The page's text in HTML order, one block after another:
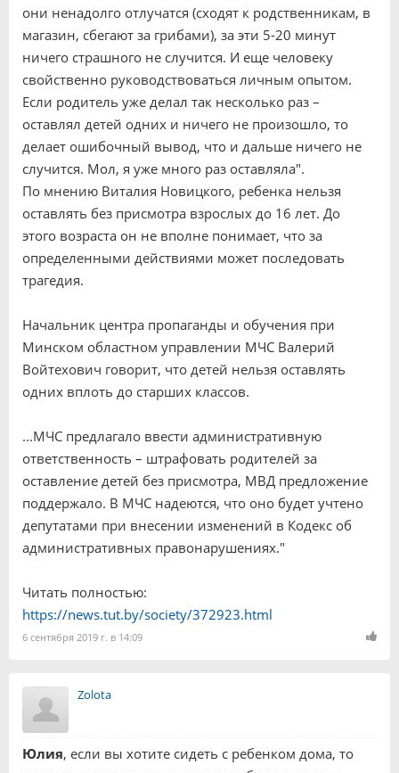
они ненадолго отлучатся (сходят к родственникам, в
магазин, сбегают за грибами), за эти 5-20 минут
ничего страшного не случится. И еще человеку
свойственно руководствоваться личным опытом.
Если родитель уже делал так несколько раз –
оставлял детей одних и ничего не произошло, то
делает ошибочный вывод, что и дальше ничего не
случится. Мол, я уже много раз оставляла".
По мнению Виталия Новицкого, ребенка нельзя
оставлять без присмотра взрослых до 16 лет. До
этого возраста он не вполне понимает, что за
определенными действиями может последовать
трагедия.
Начальник центра пропаганды и обучения при
Минском областном управлении МЧС Валерий
Войтехович говорит, что детей нельзя оставлять
одних вплоть до старших классов.
...МЧС предлагало ввести административную
ответственность – штрафовать родителей за
оставление детей без присмотра, МВД предложение
поддержало. В МЧС надеются, что оно будет учтено
депутатами при внесении изменений в Кодекс об
административных правонарушениях."
Читать полностью:
https://news.tut.by/society/372923.html
6 сентября 2019 г. в 14:09
Zolota
Юлия, если вы хотите сидеть с ребенком дома, то